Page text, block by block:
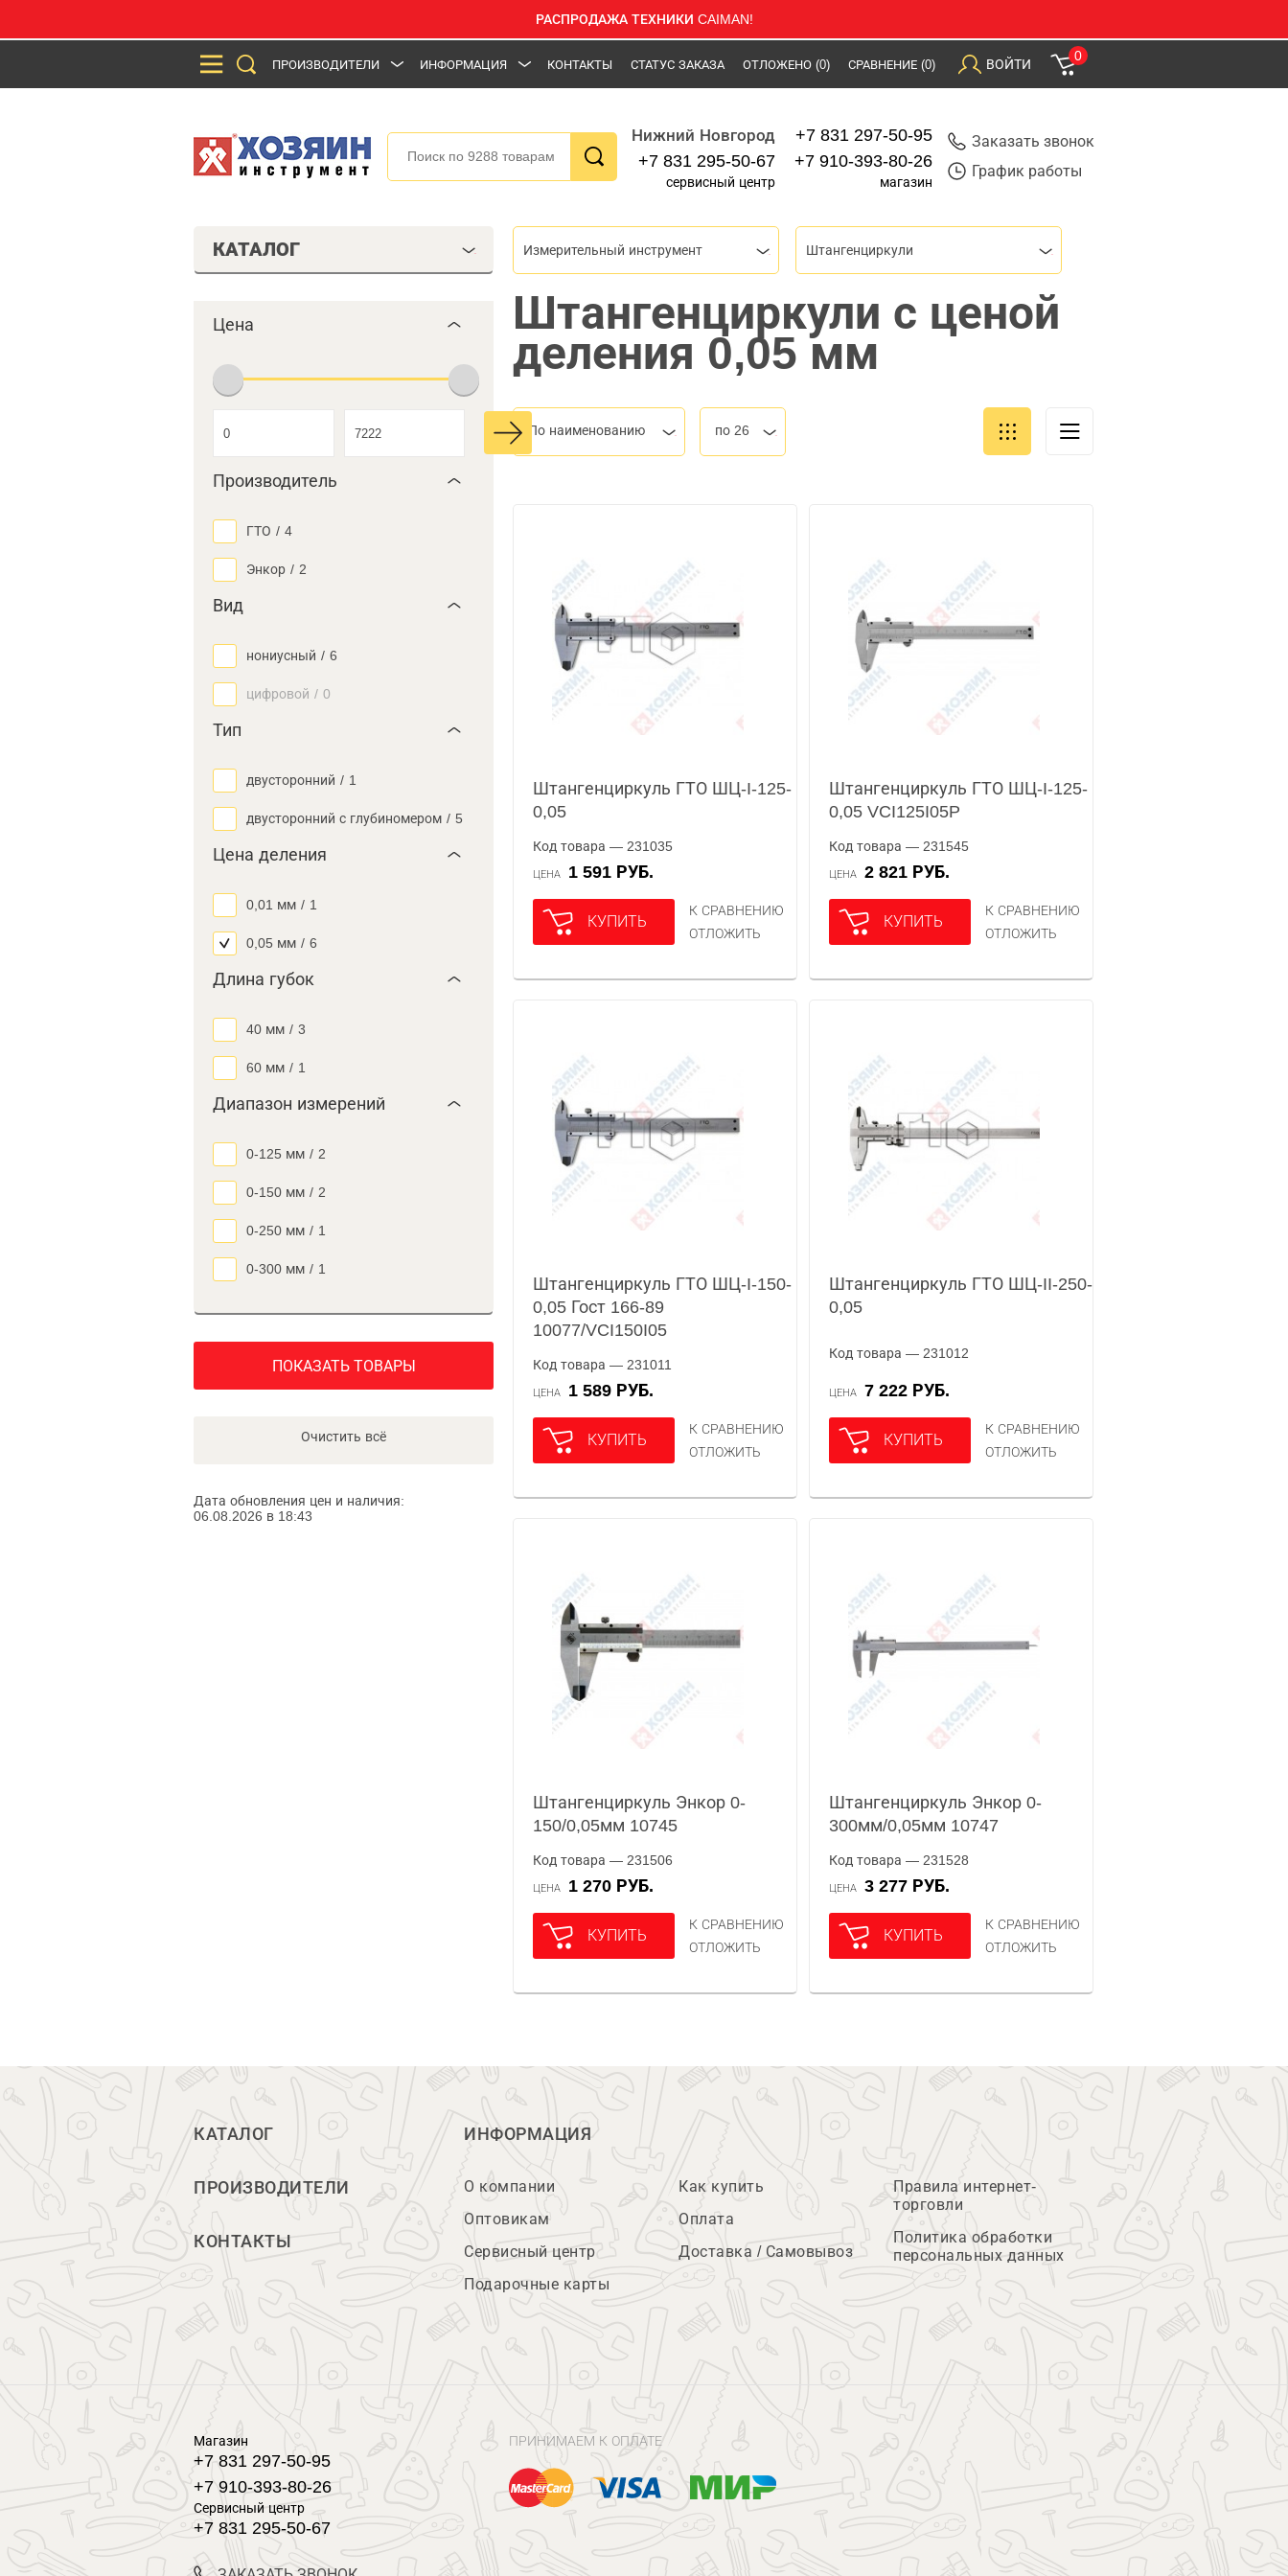
РАСПРОДАЖА ТЕХНИКИ CAIMAN!
ПРОИЗВОДИТЕЛИ ИНФОРМАЦИЯ КОНТАКТЫ СТАТУС ЗАКАЗА ОТЛОЖЕНО (0) СРАВНЕНИЕ (0) ВОЙТИ
0
Нижний Новгород
+7 831 295-50-67
сервисный центр
+7 831 297-50-95
+7 910-393-80-26
магазин
Заказать звонок
График работы
КАТАЛОГ
Цена
Производитель
ГТО / 4
Энкор / 2
Вид
нониусный / 6
цифровой / 0
Тип
двусторонний / 1
двусторонний с глубиномером / 5
Цена деления
0,01 мм / 1
0,05 мм / 6
Длина губок
40 мм / 3
60 мм / 1
Диапазон измерений
0-125 мм / 2
0-150 мм / 2
0-250 мм / 1
0-300 мм / 1
ПОКАЗАТЬ ТОВАРЫ
Очистить всё
Дата обновления цен и наличия:
06.08.2026 в 18:43
Измерительный инструмент Штангенциркули
Штангенциркули с ценой
деления 0,05 мм
По наименованию по 26
Штангенциркуль ГТО ШЦ-I-125-
0,05
Код товара — 231035
ЦЕНА 1 591 РУБ.
КУПИТЬ
К СРАВНЕНИЮ
ОТЛОЖИТЬ
Штангенциркуль ГТО ШЦ-I-125-
0,05 VCI125I05P
Код товара — 231545
ЦЕНА 2 821 РУБ.
КУПИТЬ
К СРАВНЕНИЮ
ОТЛОЖИТЬ
Штангенциркуль ГТО ШЦ-I-150-
0,05 Гост 166-89
10077/VCI150I05
Код товара — 231011
ЦЕНА 1 589 РУБ.
КУПИТЬ
К СРАВНЕНИЮ
ОТЛОЖИТЬ
Штангенциркуль ГТО ШЦ-II-250-
0,05
Код товара — 231012
ЦЕНА 7 222 РУБ.
КУПИТЬ
К СРАВНЕНИЮ
ОТЛОЖИТЬ
Штангенциркуль Энкор 0-
150/0,05мм 10745
Код товара — 231506
ЦЕНА 1 270 РУБ.
КУПИТЬ
К СРАВНЕНИЮ
ОТЛОЖИТЬ
Штангенциркуль Энкор 0-
300мм/0,05мм 10747
Код товара — 231528
ЦЕНА 3 277 РУБ.
КУПИТЬ
К СРАВНЕНИЮ
ОТЛОЖИТЬ
КАТАЛОГ
ПРОИЗВОДИТЕЛИ
КОНТАКТЫ
ИНФОРМАЦИЯ
О компании
Оптовикам
Сервисный центр
Подарочные карты
Как купить
Оплата
Доставка / Самовывоз
Правила интернет-
торговли
Политика обработки
персональных данных
Магазин
+7 831 297-50-95
+7 910-393-80-26
Сервисный центр
+7 831 295-50-67
ПРИНИМАЕМ К ОПЛАТЕ